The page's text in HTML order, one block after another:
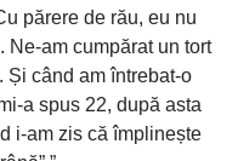
părere de rău, eu nu
am cumpărat un tort
Și când am întrebat-o
a spus 22, după asta
i-am zis că împlinește